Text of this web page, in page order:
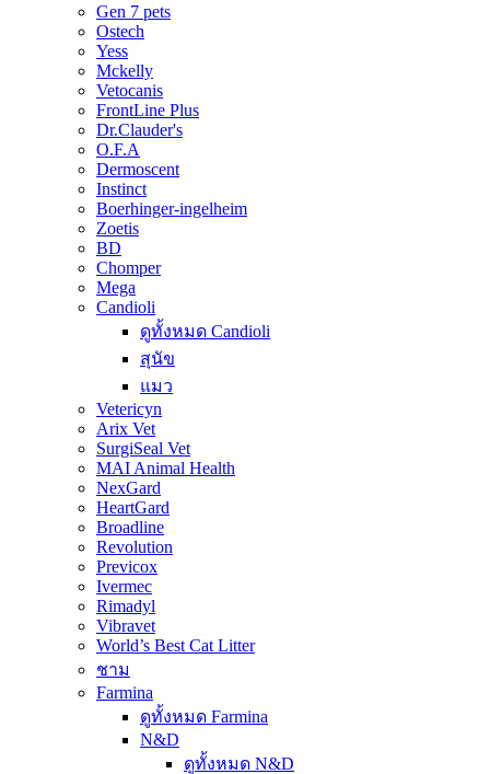
Gen 7 pets
Ostech
Yess
Mckelly
Vetocanis
FrontLine Plus
Dr.Clauder's
O.F.A
Dermoscent
Instinct
Boerhinger-ingelheim
Zoetis
BD
Chomper
Mega
Candioli
ดูทั้งหมด Candioli
สุนัข
แมว
Vetericyn
Arix Vet
SurgiSeal Vet
MAI Animal Health
NexGard
HeartGard
Broadline
Revolution
Previcox
Ivermec
Rimadyl
Vibravet
World’s Best Cat Litter
ชาม
Farmina
ดูทั้งหมด Farmina
N&D
ดูทั้งหมด N&D